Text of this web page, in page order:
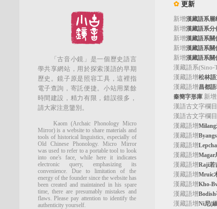
「古音小鏡」是一個歷史語言
學共享網站，用於探索漢語的早期
歷史。鏡子原是照容工具，這裡指
電子查詢，寄託便捷。小站用業餘
時間建設，精力有限，錯誤很多，
請大家注意鑒別。
Kaom (Archaic Phonology Micro
Mirror) is a website to share materials and
tools of historical linguistics, especially of
Old Chinese Phonology. Micro Mirror
was used to refer to a portable tool to look
into one's face, while here it indicates
electronic query, emphasizing its
convenience. Due to limitation of the
energy of the founder since the website has
been created and maintained in his spare
time, there are presumably mistakes and
flaws. Please pay attention to identify the
authenticity yourself.
✿ 更新
新增漢藏語系層
新增漢藏語系分
新增漢藏語系關
新增漢藏語系關
新增漢藏語系關
漢藏語系(Sino-
漢藏語增松林語
漢藏語增昌都語
秦簡字形庫新增
漢語古文字欄
漢語古文字欄
漢藏語增Milang
漢藏語增
漢藏語增
漢藏語增Magar
漢藏語增Raji若
漢藏語增Mruic
漢藏語增Kho-
漢藏語增
漢藏語增Ni尼(